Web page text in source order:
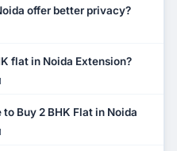
offer better privacy?
flat in Noida Extension?
Buy 2 BHK Flat in Noida